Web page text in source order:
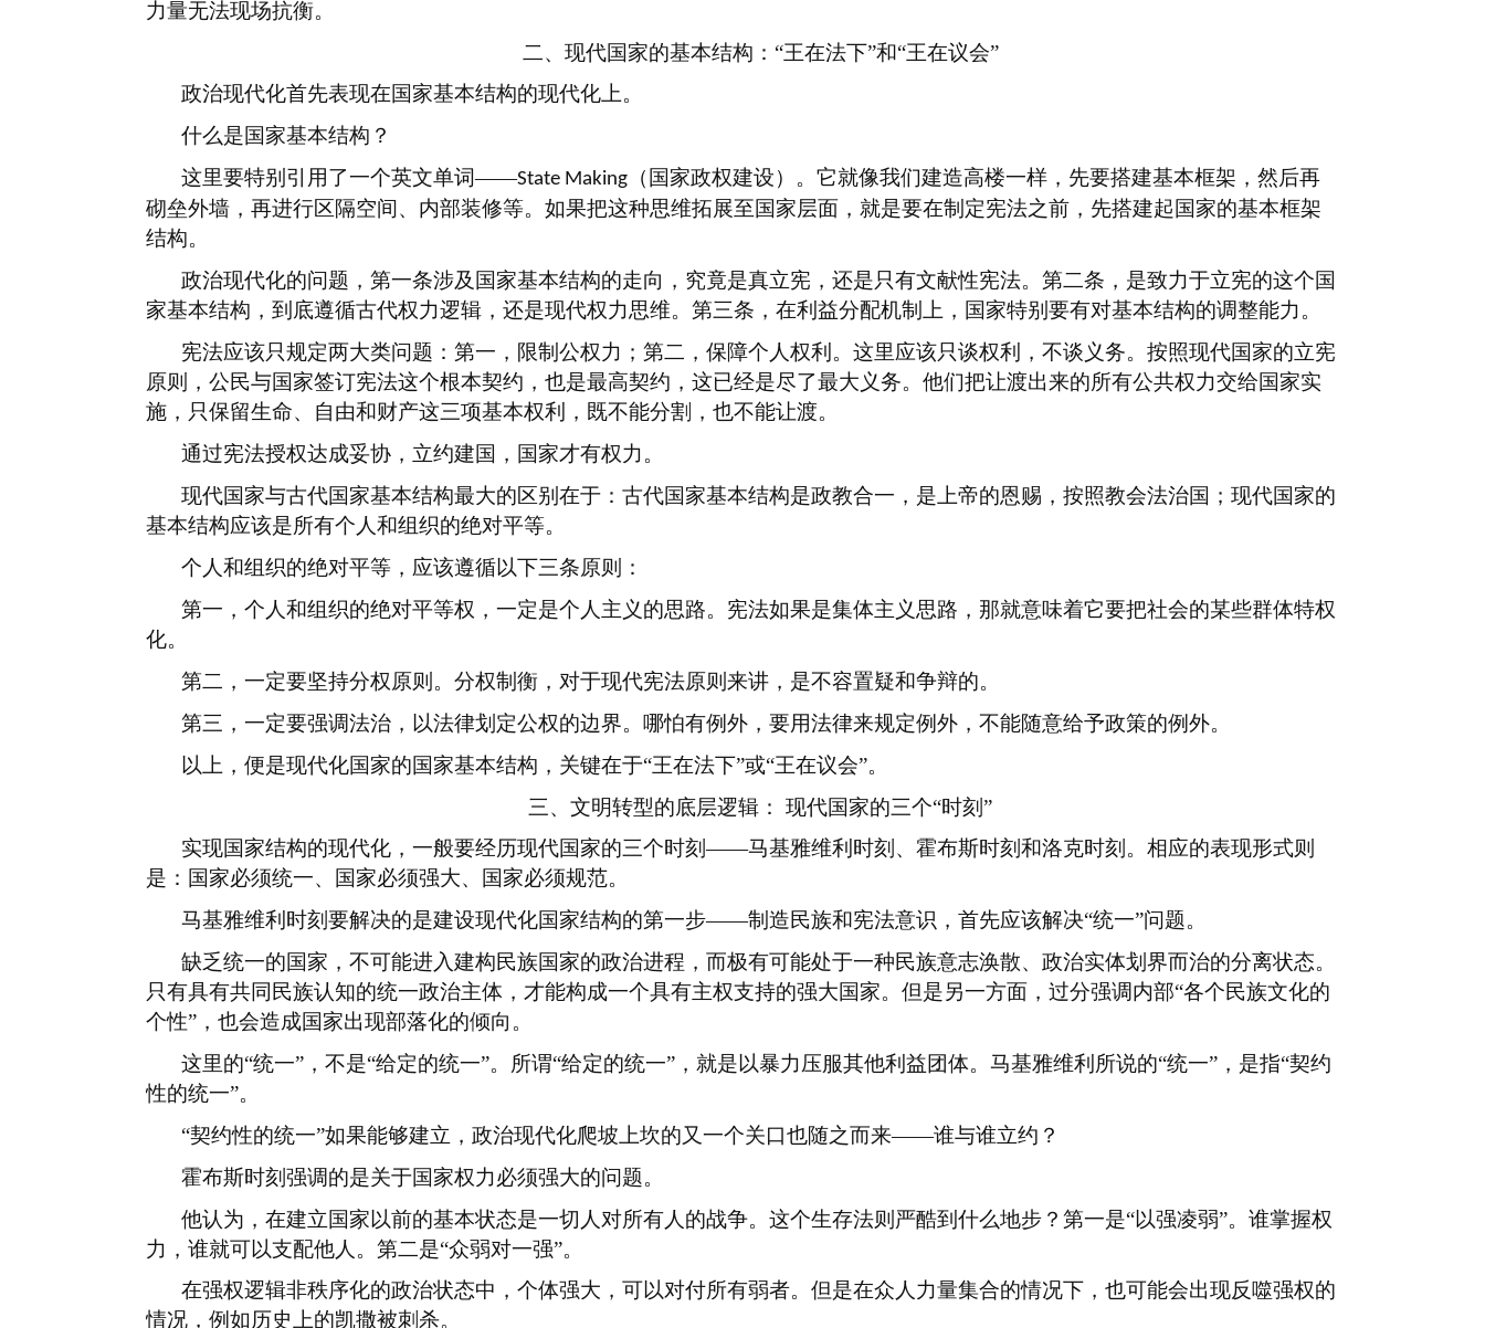
力量无法现场抗衡。
二、现代国家的基本结构： “王在法下”和“王在议会”
政治现代化首先表现在国家基本结构的现代化上。
什么是国家基本结构？
这里要特别引用了一个英文单词——State Making （国家政权建设）。它就像我们建造高楼一样，先要搭建基本框架，然后再
砌垒外墙，再进行区隔空间、内部装修等。如果把这种思维拓展至国家层面，就是要在制定宪法之前，先搭建起国家的基本框架
结构。
政治现代化的问题，第一条涉及国家基本结构的走向，究竟是真立宪，还是只有文献性宪法。第二条，是致力于立宪的这个国
家基本结构，到底遵循古代权力逻辑，还是现代权力思维。第三条，在利益分配机制上，国家特别要有对基本结构的调整能力。
宪法应该只规定两大类问题：第一，限制公权力；第二，保障个人权利。这里应该只谈权利，不谈义务。按照现代国家的立宪
原则，公民与国家签订宪法这个根本契约，也是最高契约，这已经是尽了最大义务。他们把让渡出来的所有公共权力交给国家实
施，只保留生命、自由和财产这三项基本权利，既不能分割，也不能让渡。
通过宪法授权达成妥协，立约建国，国家才有权力。
现代国家与古代国家基本结构最大的区别在于：古代国家基本结构是政教合一，是上帝的恩赐，按照教会法治国；现代国家的
基本结构应该是所有个人和组织的绝对平等。
个人和组织的绝对平等，应该遵循以下三条原则：
第一，个人和组织的绝对平等权，一定是个人主义的思路。宪法如果是集体主义思路，那就意味着它要把社会的某些群体特权
化。
第二，一定要坚持分权原则。分权制衡，对于现代宪法原则来讲，是不容置疑和争辩的。
第三，一定要强调法治，以法律划定公权的边界。哪怕有例外，要用法律来规定例外，不能随意给予政策的例外。
以上，便是现代化国家的国家基本结构，关键在于“王在法下”或“王在议会”。
三、文明转型的底层逻辑：
现代国家的三个“时刻”
实现国家结构的现代化，一般要经历现代国家的三个时刻——马基雅维利时刻、霍布斯时刻和洛克时刻。相应的表现形式则
是：国家必须统一、国家必须强大、国家必须规范。
马基雅维利时刻要解决的是建设现代化国家结构的第一步——制造民族和宪法意识，首先应该解决“统一”问题。
缺乏统一的国家，不可能进入建构民族国家的政治进程，而极有可能处于一种民族意志涣散、政治实体划界而治的分离状态。
只有具有共同民族认知的统一政治主体，才能构成一个具有主权支持的强大国家。但是另一方面，过分强调内部“各个民族文化的
个性”，也会造成国家出现部落化的倾向。
这里的“统一”，不是“给定的统一”。所谓“给定的统一”，就是以暴力压服其他利益团体。马基雅维利所说的“统一”，是指“契约
性的统一”。
“契约性的统一”如果能够建立，政治现代化爬坡上坎的又一个关口也随之而来——谁与谁立约？
霍布斯时刻强调的是关于国家权力必须强大的问题。
他认为，在建立国家以前的基本状态是一切人对所有人的战争。这个生存法则严酷到什么地步？第一是“以强凌弱”。谁掌握权
力，谁就可以支配他人。第二是“众弱对一强”。
在强权逻辑非秩序化的政治状态中，个体强大，可以对付所有弱者。但是在众人力量集合的情况下，也可能会出现反噬强权的
情况，例如历史上的凯撒被刺杀。